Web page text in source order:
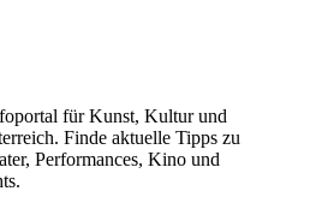
für Kunst, Kultur und
Finde aktuelle Tipps zu
Performances, Kino und